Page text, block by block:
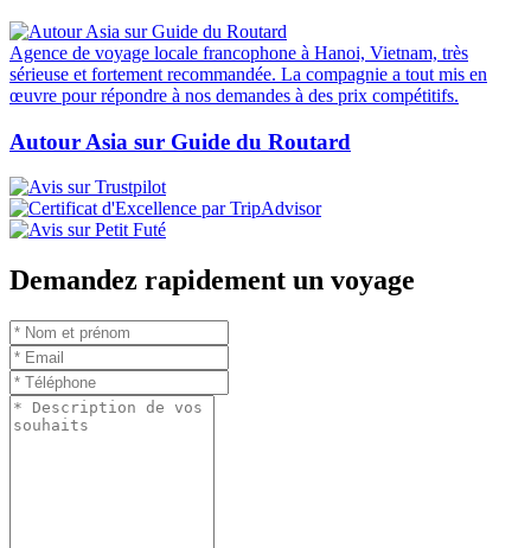
Agence de voyage locale francophone à Hanoi, Vietnam, très
sérieuse et fortement recommandée. La compagnie a tout mis en
œuvre pour répondre à nos demandes à des prix compétitifs.
Autour Asia sur Guide du Routard
Demandez rapidement un voyage